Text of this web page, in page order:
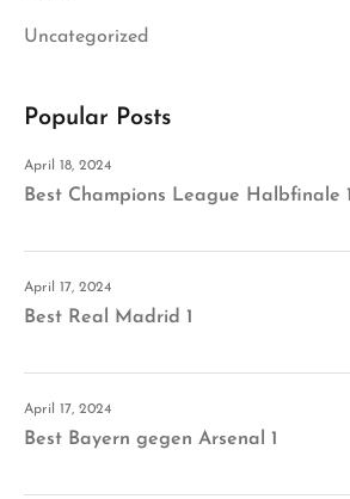
Uncategorized
Popular Posts
April 18, 2024
Best Champions League Halbfinale 1
April 17, 2024
Best Real Madrid 1
April 17, 2024
Best Bayern gegen Arsenal 1